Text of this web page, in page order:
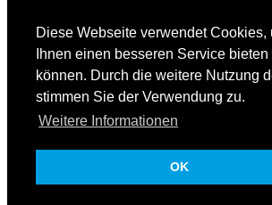
Diese Webseite verwendet Cookies,
Ihnen einen besseren Service bieten
können. Durch die weitere Nutzung
stimmen Sie der Verwendung zu.
Weitere Informationen
OK
15
16
17
19
20
Twitter